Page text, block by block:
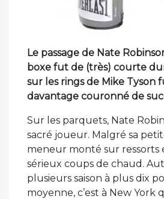
Le passage de Nate
boxe fut de (très) courte
sur les rings de Mike Tyson
davantage couronné de
Sur les parquets, Nate
sacré joueur. Malgré sa
meneur monté sur ressorts
sérieux coups de chaud.
plusieurs saison à plus dix
moyenne, c’est à New York